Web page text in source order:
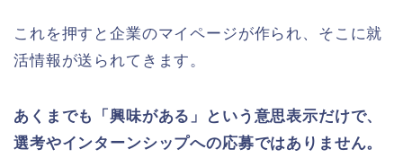
これを押すと企業のマイページが作られ、そこに就
活情報が送られてきます。
あくまでも「興味がある」という意思表示だけで、
選考やインターンシップへの応募ではありません。